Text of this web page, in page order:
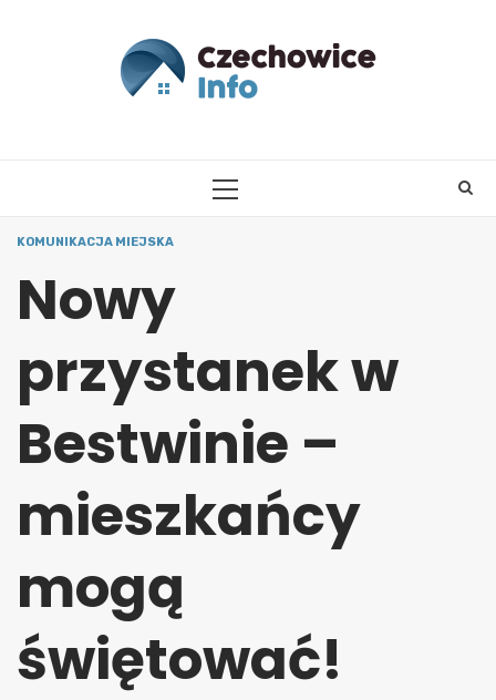
PRIMARY
KOMUNIKACJA MIEJSKA
Nowy
przystanek w
Bestwinie –
mieszkańcy
mogą
świętować!